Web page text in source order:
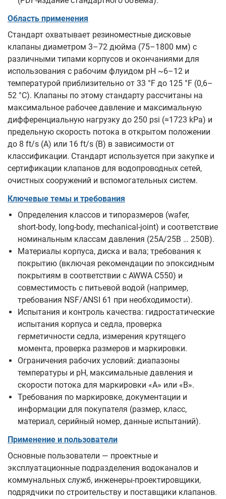
Область применения
Стандарт охватывает резиноместные дисковые
клапаны диаметром 3–72 дюйма (75–1800 мм) с
различными типами корпусов и окончаниями для
использования с рабочим флуидом pH ~6–12 и
температурой приблизительно от 33 °F до 125 °F (0,6–
52 °C). Клапаны по этому стандарту рассчитаны на
максимальное рабочее давление и максимальную
дифференциальную нагрузку до 250 psi (≈1723 kPa) и
предельную скорость потока в открытом положении
до 8 ft/s (A) или 16 ft/s (B) в зависимости от
классификации. Стандарт используется при закупке и
сертификации клапанов для водопроводных сетей,
очистных сооружений и вспомогательных систем.
Ключевые темы и требования
Определения классов и типоразмеров (wafer,
short‑body, long‑body, mechanical‑joint) и соответствие
номинальным классам давления (25A/25B … 250B).
Материалы корпуса, диска и вала; требования к
покрытию (включая рекомендации по эпоксидным
покрытиям в соответствии с AWWA C550) и
совместимость с питьевой водой (например,
требования NSF/ANSI 61 при необходимости).
Испытания и контроль качества: гидростатические
испытания корпуса и седла, проверка
герметичности седла, измерения крутящего
момента, проверка размеров и маркировки.
Ограничения рабочих условий: диапазоны
температуры и pH, максимальные давления и
скорости потока для маркировки «A» или «B».
Требования по маркировке, документации и
информации для покупателя (размер, класс,
материал, серийный номер, данные испытаний).
Применение и пользователи
Основные пользователи — проектные и
эксплуатационные подразделения водоканалов и
коммунальных служб, инженеры‑проектировщики,
подрядчики по строительству и поставщики клапанов.